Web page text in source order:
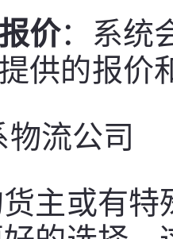
价：系统
供的报价
流公司
主或有